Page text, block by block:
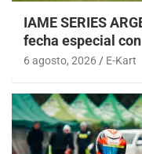
IAME SERIES
fecha especial
6 agosto, 2026 E-Kart